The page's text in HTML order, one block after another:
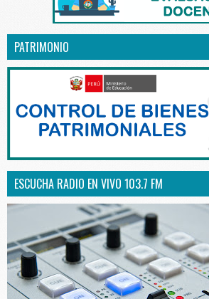
PATRIMONIO
ESCUCHA RADIO EN VIVO 103.7 FM